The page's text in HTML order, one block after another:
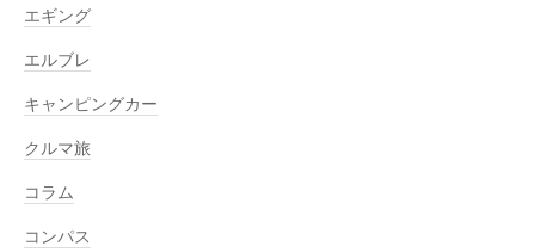
エギング
エルブレ
キャンピングカー
クルマ旅
コラム
コンパス